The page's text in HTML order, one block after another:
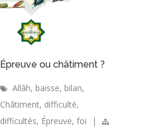
Épreuve ou châtiment ?
Allâh, baisse, bilan,
Châtiment, difficulté,
difficultés, Épreuve, foi
|